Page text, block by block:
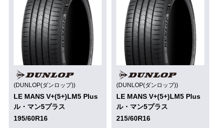
(DUNLOP(ダンロップ))
LE MANS V+(5+)LM5 Plus
ル・マン5プラス
195/60R16
(DUNLOP(ダンロップ))
LE MANS V+(5+)LM5 Plus
ル・マン5プラス
215/60R16